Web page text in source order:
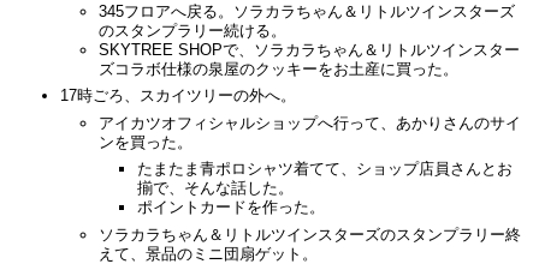
345フロアへ戻る。ソラカラちゃん＆リトルツインスターズ
のスタンプラリー続ける。
SKYTREE SHOPで、ソラカラちゃん＆リトルツインスター
ズコラボ仕様の泉屋のクッキーをお土産に買った。
17時ごろ、スカイツリーの外へ。
アイカツオフィシャルショップへ行って、あかりさんのサイ
ンを買った。
たまたま青ポロシャツ着てて、ショップ店員さんとお
揃で、そんな話した。
ポイントカードを作った。
ソラカラちゃん＆リトルツインスターズのスタンプラリー終
えて、景品のミニ団扇ゲット。